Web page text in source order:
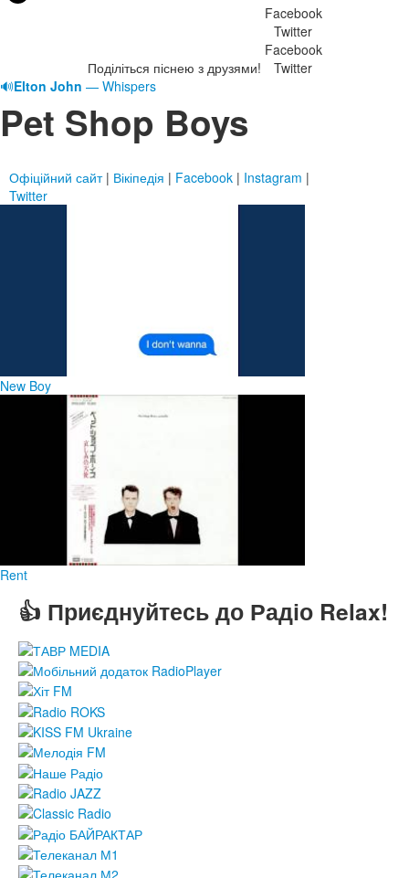
Поділіться піснею з друзями!
Facebook
Twitter
Facebook
Twitter
🔊Elton John — Whispers
Pet Shop Boys
Офіційний сайт| Вікіпедія | Facebook | Instagram |
Twitter
New Boy
Rent
👍 Приєднуйтесь до Радіо Relax!